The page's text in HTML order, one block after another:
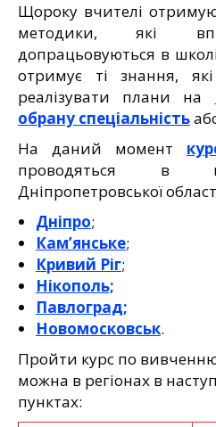
Щороку вчителі
методики, які
допрацьовуються в
отримує ті знання,
реалізувати плани на
обрану спеціальність
На даний момент
проводяться в
Дніпропетровської
Дніпро;
Кам’янське;
Кривий Ріг;
Нікополь;
Павлоград;
Новомосковськ.
Пройти курс по
можна в регіонах в
пунктах: